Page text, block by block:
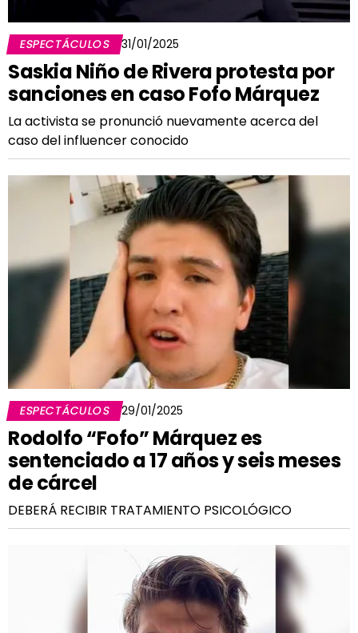
ESPECTÁCULOS 31/01/2025
Saskia Niño de Rivera protesta por
sanciones en caso Fofo Márquez
La activista se pronunció nuevamente acerca del
caso del influencer conocido
ESPECTÁCULOS 29/01/2025
Rodolfo “Fofo” Márquez es
sentenciado a 17 años y seis meses
de cárcel
DEBERÁ RECIBIR TRATAMIENTO PSICOLÓGICO